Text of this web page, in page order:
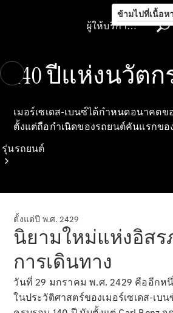
ข้ามไปที่เนื้อหา
การคุ้มครอง
ข้อมูล
รุ่นรถยนต์
รถยนต์ไฟฟ้ารุ่นต่างๆ
รถยนต์ปลั๊กอินไฮบริดรุ่นต่างๆ
ผู้ให้บริการ/การคุ้มครองข้อมูล
140 ปีแห่งนวัตก
เมอร์เซเดส-เบนซ์ได้กําหนดอนาคต
ตั้งแต่ถือกำเนิดของรถยนต์คันแรกขอ
ตั้งแต่ปี พ.ศ. 2429
นิยามใหม่แห่งอิสร
การเดินทาง
วันที่ 29 มกราคม พ.ศ. 2429 คืออีก
ในประวัติศาสตร์ของเมอร์เซเดส-เบ